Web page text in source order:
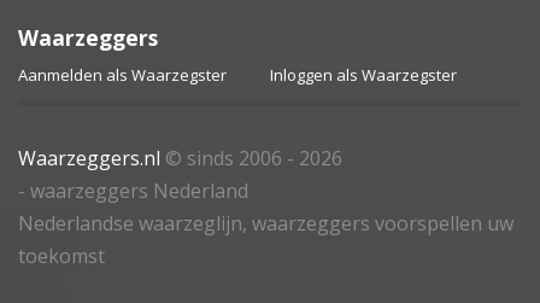
Waarzeggers
Aanmelden als Waarzegster Inloggen als Waarzegster
Waarzeggers.nl © sinds 2006 - 2026
- waarzeggers Nederland
Nederlandse waarzeglijn, waarzeggers voorspellen uw
toekomst